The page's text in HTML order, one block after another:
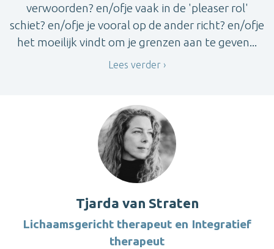
verwoorden? en/ofje vaak in de 'pleaser rol'
schiet? en/ofje je vooral op de ander richt? en/ofje
het moeilijk vindt om je grenzen aan te geven...
Lees verder
Tjarda van Straten
Lichaamsgericht therapeut en Integratief
therapeut